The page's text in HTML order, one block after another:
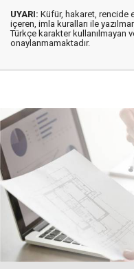
UYARI: Küfür, hakaret, rencide
içeren, imla kuralları ile
Türkçe karakter kullanılmayan
onaylanmamaktadır.